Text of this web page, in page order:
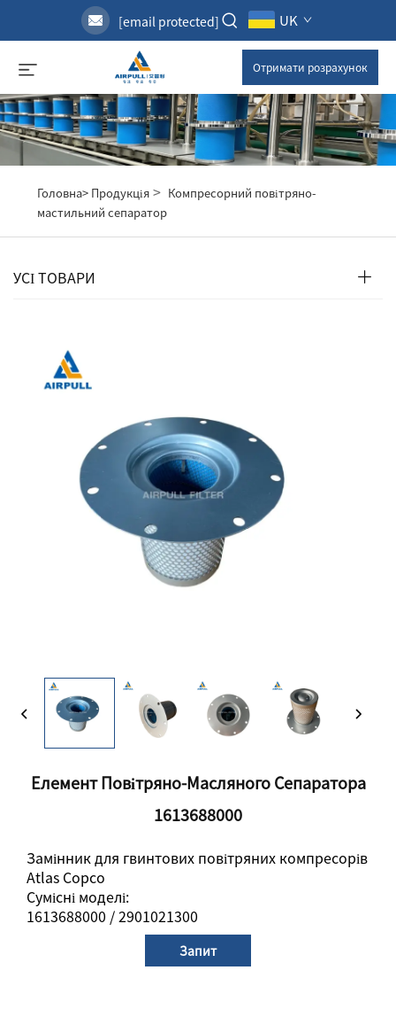
[email protected] UK
Отримати розрахунок
Головна> Продукція> Компресорний повітряно-
мастильний сепаратор
УСІ ТОВАРИ
Елемент Повітряно-Масляного Сепаратора
1613688000
Замінник для гвинтових повітряних компресорів
Atlas Copco
Сумісні моделі:
1613688000 / 2901021300
Запит